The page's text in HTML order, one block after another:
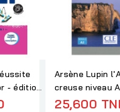
- édition
Arsène Lupin
creuse niveau
Leblanc
25,600